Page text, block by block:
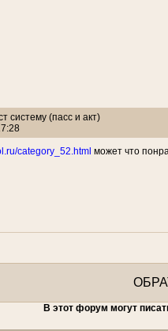
систему (пасс и акт)
category_52.html может что
В этот форум могут